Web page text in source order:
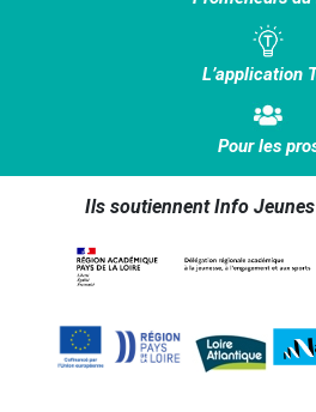
L’application
Pour les
Ils soutiennent Info